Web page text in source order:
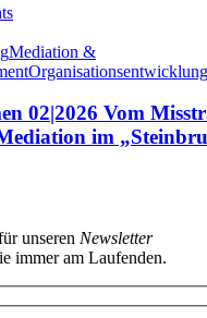
Mediation &
Organisationsentwicklung
02|2026 Vom
im
unseren Newsletter
immer am Laufenden.